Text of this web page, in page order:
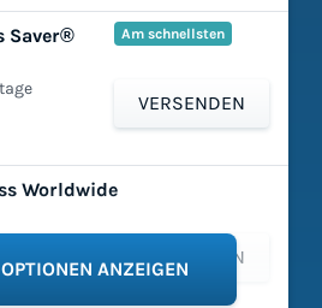
Saver® Am schnellsten
VERSENDEN
Worldwide
VERSENDEN
ANZEIGEN